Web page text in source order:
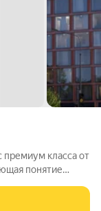
класса от
понятие